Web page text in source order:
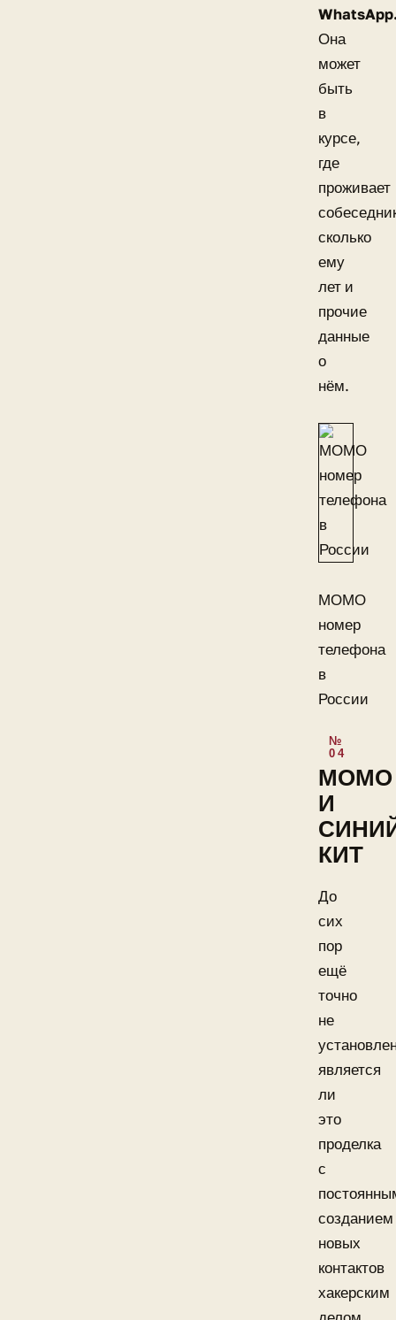
Она
может
быть
в
курсе,
где
проживает
сколько
ему
лет и
прочие
данные
о
нём.
МОМО
номер
телефона
в
России
МОМО
И
КИТ
До
сих
пор
ещё
точно
не
является
ли
это
проделка
с
созданием
новых
контактов
хакерским